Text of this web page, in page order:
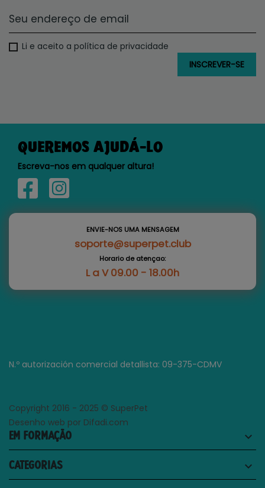
Li e aceito a política de privacidade
QUEREMOS AJUDÁ-LO
Escreva-nos em qualquer altura!
ENVIE-NOS UMA MENSAGEM
soporte@superpet.club
Horario de atençao:
L a V 09.00 - 18.00h
N.º autorización comercial detallista: 09-375-CDMV
Copyright 2016 - 2025 © SuperPet
Desenho web por Difadi.com
EM FORMAÇÃO keyboard_arrow_down
CATEGORIAS keyboard_arrow_down